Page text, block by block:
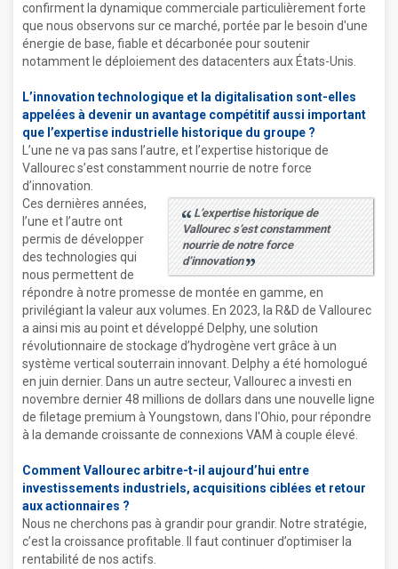
confirment la dynamique commerciale particulièrement forte
que nous observons sur ce marché, portée par le besoin d'une
énergie de base, fiable et décarbonée pour soutenir
notamment le déploiement des datacenters aux États-Unis.
L’innovation technologique et la digitalisation sont-elles
appelées à devenir un avantage compétitif aussi important
que l’expertise industrielle historique du groupe ?
L’une ne va pas sans l’autre, et l’expertise historique de
Vallourec s’est constamment nourrie de notre force
d’innovation.
L’expertise historique de
Vallourec s’est constamment
nourrie de notre force
d’innovation
Ces dernières années,
l’une et l’autre ont
permis de développer
des technologies qui
nous permettent de
répondre à notre promesse de montée en gamme, en
privilégiant la valeur aux volumes. En 2023, la R&D de Vallourec
a ainsi mis au point et développé Delphy, une solution
révolutionnaire de stockage d’hydrogène vert grâce à un
système vertical souterrain innovant. Delphy a été homologué
en juin dernier. Dans un autre secteur, Vallourec a investi en
novembre dernier 48 millions de dollars dans une nouvelle ligne
de filetage premium à Youngstown, dans l'Ohio, pour répondre
à la demande croissante de connexions VAM à couple élevé.
Comment Vallourec arbitre-t-il aujourd’hui entre
investissements industriels, acquisitions ciblées et retour
aux actionnaires ?
Nous ne cherchons pas à grandir pour grandir. Notre stratégie,
c’est la croissance profitable. Il faut continuer d’optimiser la
rentabilité de nos actifs.